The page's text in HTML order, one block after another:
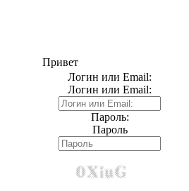
Привет
Логин или Email:
Логин или Email:
Пароль:
Пароль